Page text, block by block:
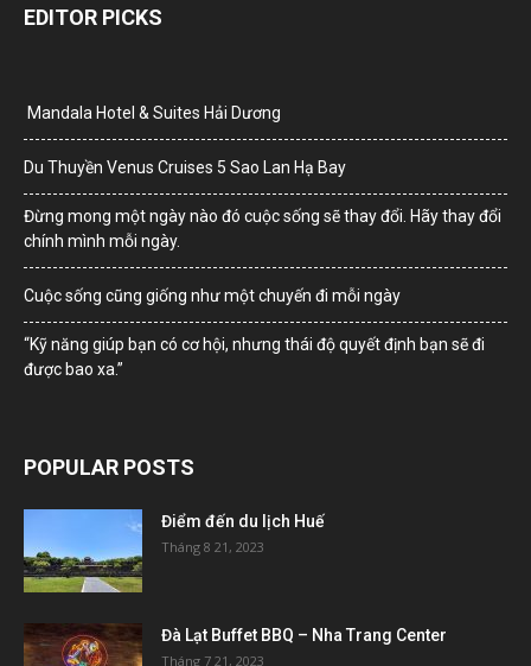
EDITOR PICKS
Mandala Hotel & Suites Hải Dương
Du Thuyền Venus Cruises 5 Sao Lan Hạ Bay
Đừng mong một ngày nào đó cuộc sống sẽ thay đổi. Hãy thay đổi
chính mình mỗi ngày.
Cuộc sống cũng giống như một chuyến đi mỗi ngày
“Kỹ năng giúp bạn có cơ hội, nhưng thái độ quyết định bạn sẽ đi
được bao xa.”
POPULAR POSTS
Điểm đến du lịch Huế
Tháng 8 21, 2023
Đà Lạt Buffet BBQ – Nha Trang Center
Tháng 7 21, 2023